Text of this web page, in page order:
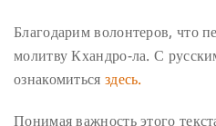
Благодарим волонтеров, что
молитву Кхандро-ла. С
ознакомиться здесь.
Понимая важность этого